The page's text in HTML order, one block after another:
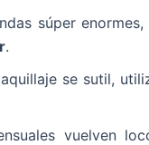
súper
.
se sutil,
vuelven